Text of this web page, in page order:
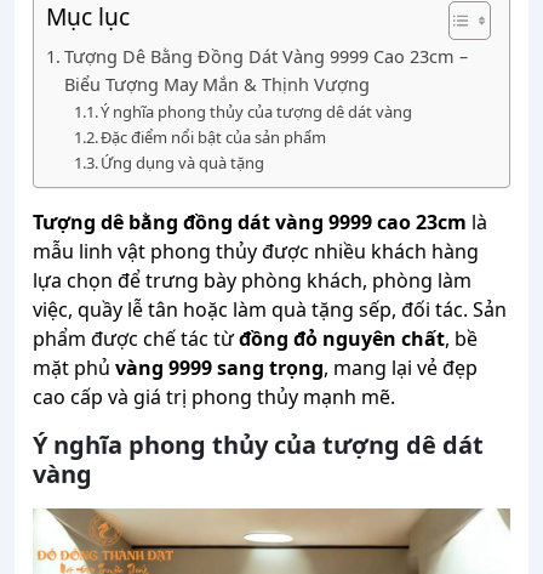
Mục lục
Tượng Dê Bằng Đồng Dát Vàng 9999 Cao 23cm –
Biểu Tượng May Mắn & Thịnh Vượng
Ý nghĩa phong thủy của tượng dê dát vàng
Đặc điểm nổi bật của sản phẩm
Ứng dụng và quà tặng
Tượng dê bằng đồng dát vàng 9999 cao 23cm là
mẫu linh vật phong thủy được nhiều khách hàng
lựa chọn để trưng bày phòng khách, phòng làm
việc, quầy lễ tân hoặc làm quà tặng sếp, đối tác. Sản
phẩm được chế tác từđồng đỏ nguyên chất, bề
mặt phủ vàng 9999 sang trọng, mang lại vẻ đẹp
cao cấp và giá trị phong thủy mạnh mẽ.
Ý nghĩa phong thủy của tượng dê dát
vàng